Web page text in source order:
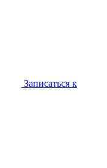
Записаться к